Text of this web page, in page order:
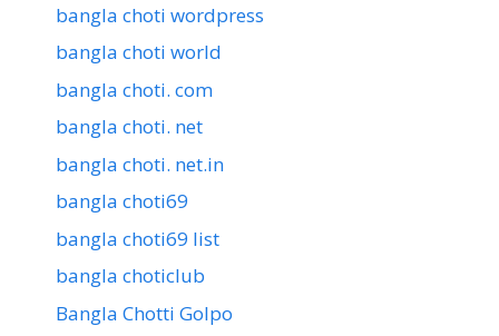
bangla choti wordpress
bangla choti world
bangla choti. com
bangla choti. net
bangla choti. net.in
bangla choti69
bangla choti69 list
bangla choticlub
Bangla Chotti Golpo